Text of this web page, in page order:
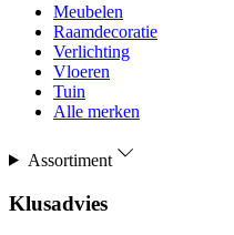
Meubelen
Raamdecoratie
Verlichting
Vloeren
Tuin
Alle merken
Assortiment
Klusadvies